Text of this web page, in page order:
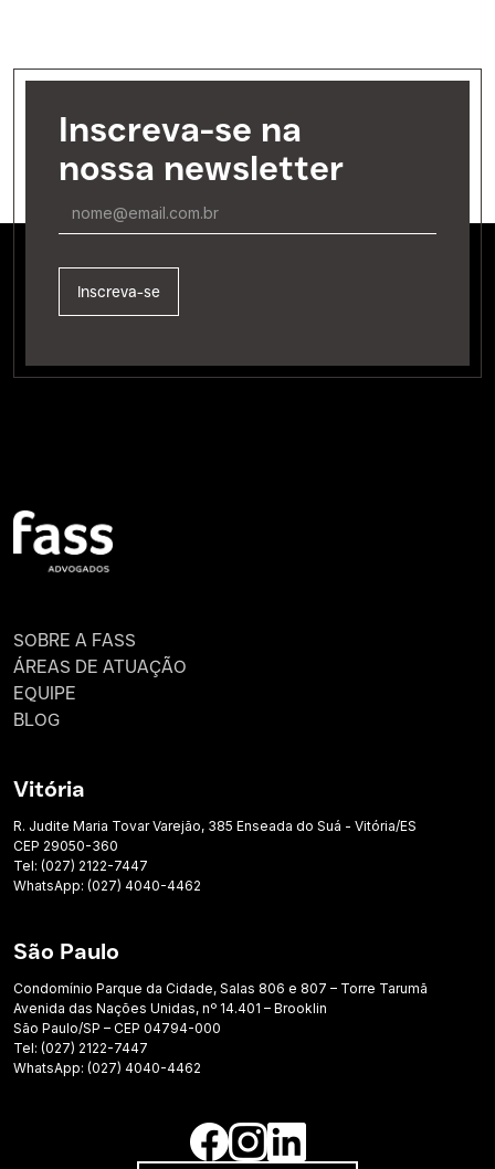
Inscreva-se na
nossa newsletter
SOBRE A FASS
ÁREAS DE ATUAÇÃO
EQUIPE
BLOG
Vitória
R. Judite Maria Tovar Varejão, 385 Enseada do Suá - Vitória/ES
CEP 29050-360
Tel: (027) 2122-7447
WhatsApp: (027) 4040-4462
São Paulo
Condomínio Parque da Cidade, Salas 806 e 807 – Torre Tarumã
Avenida das Nações Unidas, nº 14.401 – Brooklin
São Paulo/SP – CEP 04794-000
Tel: (027) 2122-7447
WhatsApp: (027) 4040-4462